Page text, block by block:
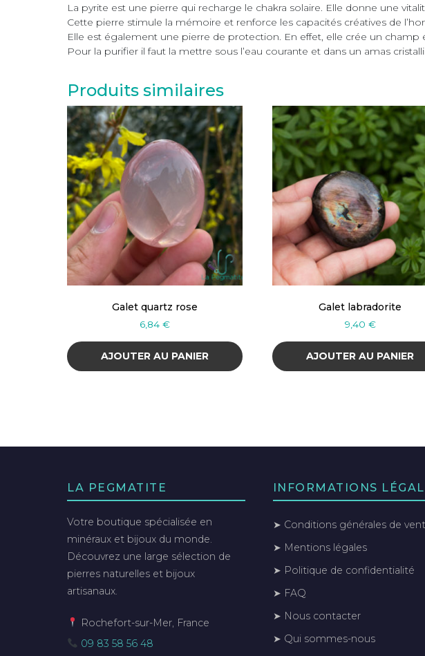
La pyrite est une pierre qui recharge le chakra solaire. Elle donne une
Cette pierre stimule la mémoire et renforce les capacités créatives de
Elle est également une pierre de protection. En effet, elle crée un
Pour la purifier il faut la mettre sous l’eau courante et dans un amas
Produits similaires
Galet quartz rose
6,84 €
AJOUTER AU PANIER
Galet labradorite
9,40 €
AJOUTER AU PANIER
LA PEGMATITE
Votre boutique spécialisée en
minéraux et bijoux du monde.
Découvrez une large sélection de
pierres naturelles et bijoux
artisanaux.
Rochefort-sur-Mer, France
09 83 58 56 48
INFORMATIONS
➤ Conditions générales de
➤ Mentions légales
➤ Politique de confidentialité
➤ FAQ
➤ Nous contacter
➤ Qui sommes-nous